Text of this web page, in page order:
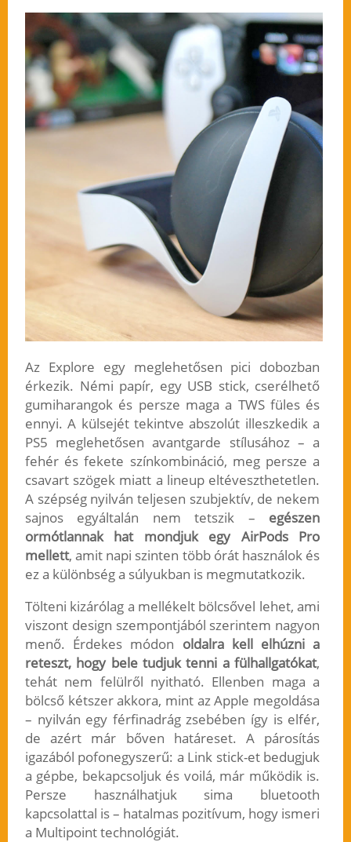
Az Explore egy meglehetősen pici dobozban
érkezik. Némi papír, egy USB stick, cserélhető
gumiharangok és persze maga a TWS füles és
ennyi. A külsejét tekintve abszolút illeszkedik a
PS5 meglehetősen avantgarde stílusához – a
fehér és fekete színkombináció, meg persze a
csavart szögek miatt a lineup eltéveszthetetlen.
A szépség nyilván teljesen szubjektív, de nekem
sajnos egyáltalán nem tetszik – egészen
ormótlannak hat mondjuk egy AirPods Pro
mellett, amit napi szinten több órát használok és
ez a különbség a súlyukban is megmutatkozik.
Tölteni kizárólag a mellékelt bölcsővel lehet, ami
viszont design szempontjából szerintem nagyon
menő. Érdekes módon oldalra kell elhúzni a
reteszt, hogy bele tudjuk tenni a fülhallgatókat,
tehát nem felülről nyitható. Ellenben maga a
bölcső kétszer akkora, mint az Apple megoldása
– nyilván egy férfinadrág zsebében így is elfér,
de azért már bőven határeset. A párosítás
igazából pofonegyszerű: a Link stick-et bedugjuk
a gépbe, bekapcsoljuk és voilá, már működik is.
Persze használhatjuk sima bluetooth
kapcsolattal is – hatalmas pozitívum, hogy ismeri
a Multipoint technológiát.